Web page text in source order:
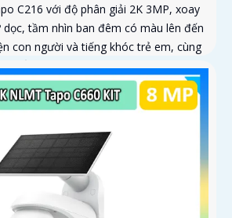
C216 với độ phân giải 2K 3MP, xoay
dọc, tầm nhìn ban đêm có màu lên đến
con người và tiếng khóc trẻ em, cùng
động tự động